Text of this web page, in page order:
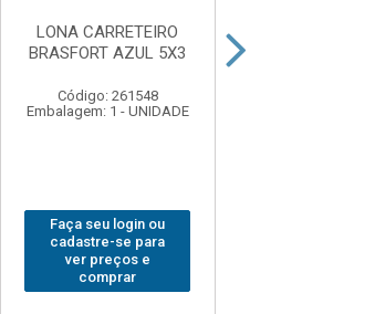
LONA CARRETEIRO
BRASFORT AZUL 5X3
Código: 261548
Embalagem: 1 - UNIDADE
Faça seu login ou
cadastre-se para
ver preços e
comprar